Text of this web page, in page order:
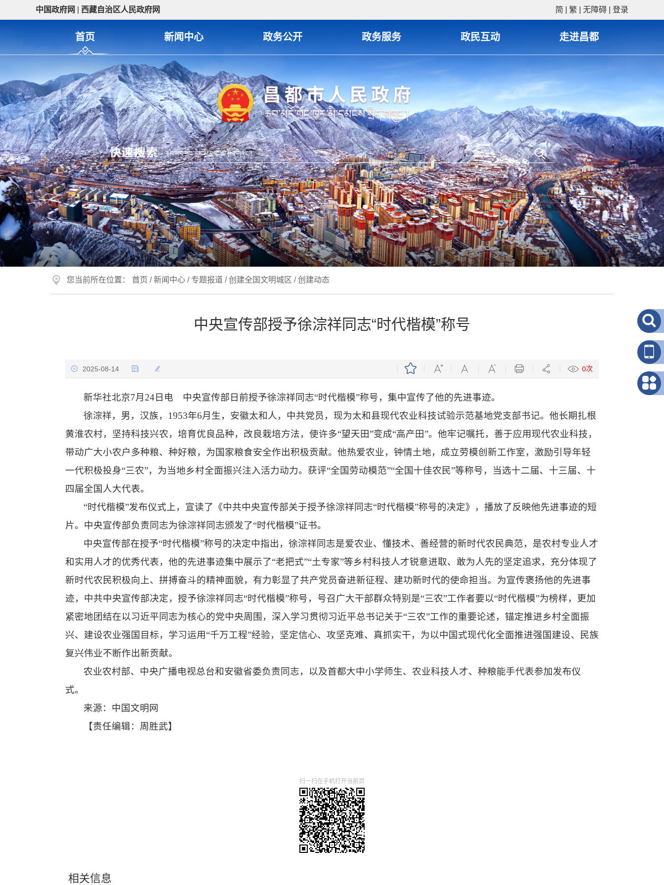
中国政府网 西藏自治区人民政府网 简 繁 无障碍 登录
首页 新闻中心 政务公开 政务服务 政民互动 走进昌都
您当前所在位置： 首页 /新闻中心 / 专题报道 /创建全国文明城区 /创建动态
中央宣传部授予徐淙祥同志“时代楷模”称号
2025-08-14 0次
新华社北京7月24日电 中央宣传部日前授予徐淙祥同志“时代楷模”称号，集中宣传了他的先进事迹。
徐淙祥，男，汉族，1953年6月生，安徽太和人，中共党员，现为太和县现代农业科技试验示范基地党支部书记。他长期扎根
黄淮农村，坚持科技兴农，培育优良品种，改良栽培方法，使许多“望天田”变成“高产田”。他牢记嘱托，善于应用现代农业科技，
带动广大小农户多种粮、种好粮，为国家粮食安全作出积极贡献。他热爱农业，钟情土地，成立劳模创新工作室，激励引导年轻
一代积极投身“三农”，为当地乡村全面振兴注入活力动力。获评“全国劳动模范”“全国十佳农民”等称号，当选十二届、十三届、十
四届全国人大代表。
“时代楷模”发布仪式上，宣读了《中共中央宣传部关于授予徐淙祥同志“时代楷模”称号的决定》，播放了反映他先进事迹的短
片。中央宣传部负责同志为徐淙祥同志颁发了“时代楷模”证书。
中央宣传部在授予“时代楷模”称号的决定中指出，徐淙祥同志是爱农业、懂技术、善经营的新时代农民典范，是农村专业人才
和实用人才的优秀代表，他的先进事迹集中展示了“老把式”“土专家”等乡村科技人才锐意进取、敢为人先的坚定追求，充分体现了
新时代农民积极向上、拼搏奋斗的精神面貌，有力彰显了共产党员奋进新征程、建功新时代的使命担当。为宣传褒扬他的先进事
迹，中共中央宣传部决定，授予徐淙祥同志“时代楷模”称号，号召广大干部群众特别是“三农”工作者要以“时代楷模”为榜样，更加
紧密地团结在以习近平同志为核心的党中央周围，深入学习贯彻习近平总书记关于“三农”工作的重要论述，锚定推进乡村全面振
兴、建设农业强国目标，学习运用“千万工程”经验，坚定信心、攻坚克难、真抓实干，为以中国式现代化全面推进强国建设、民族
复兴伟业不断作出新贡献。
农业农村部、中央广播电视总台和安徽省委负责同志，以及首都大中小学师生、农业科技人才、种粮能手代表参加发布仪
式。
来源： 中国文明网
【责任编辑：周胜武】
扫一扫在手机打开当前页
相关信息